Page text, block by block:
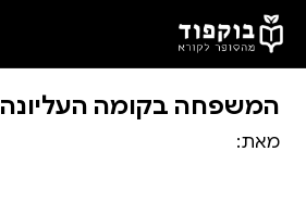
דלג לתוכן הראשי
המשפחה בקומה העליונה
מאת: